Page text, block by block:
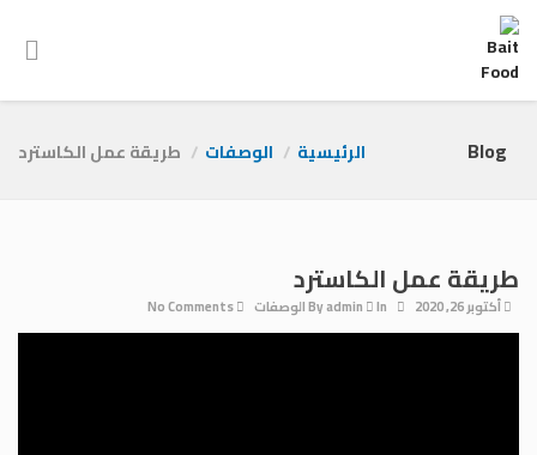
Blog الرئيسية الوصفات طريقة عمل الكاسترد
طريقة عمل الكاسترد
أكتوبر 26, 2020 admin In الوصفات